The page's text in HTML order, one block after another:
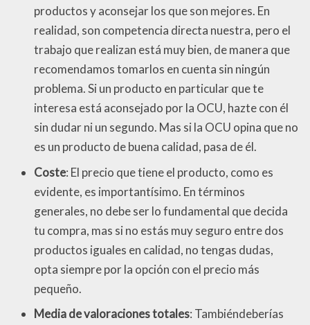
productos y aconsejar los que son mejores. En
realidad, son competencia directa nuestra, pero el
trabajo que realizan está muy bien, de manera que
recomendamos tomarlos en cuenta sin ningún
problema. Si un producto en particular que te
interesa está aconsejado por la OCU, hazte con él
sin dudar ni un segundo. Mas si la OCU opina que no
es un producto de buena calidad, pasa de él.
Coste: El precio que tiene el producto, como es
evidente, es importantísimo. En términos
generales, no debe ser lo fundamental que decida
tu compra, mas si no estás muy seguro entre dos
productos iguales en calidad, no tengas dudas,
opta siempre por la opción con el precio más
pequeño.
Media de valoraciones totales: Tambiéndeberías